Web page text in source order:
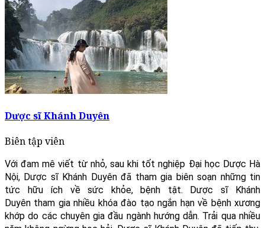
Dược sĩ Khánh Duyên
Biên tập viên
Với đam mê viết từ nhỏ, sau khi tốt nghiệp Đại học Dược Hà
Nội, Dược sĩ Khánh Duyên đã tham gia biên soạn những tin
tức hữu ích về sức khỏe, bệnh tật. Dược sĩ Khánh
Duyên tham gia nhiều khóa đào tạo ngắn hạn về bệnh xương
khớp do các chuyên gia đầu ngành hướng dẫn. Trải qua nhiều